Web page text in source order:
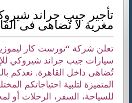
تأجير جيب جراند
مغرية لا تُضاهى فى
تعلن شركة “تورست كار
سيارات جيب جراند شيروكي
تُضاهى داخل القاهرة. نعدكم
المتميزة لتلبية احتياجاتكم
للسياحة، السفر، الرحلات أو